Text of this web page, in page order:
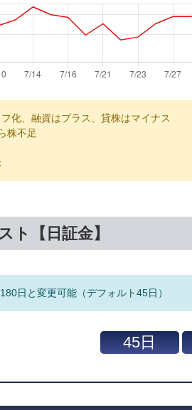
化、融資はプラス、貸株はマイナス
株不足
ト【日証金】
日と変更可能（デフォルト45日）